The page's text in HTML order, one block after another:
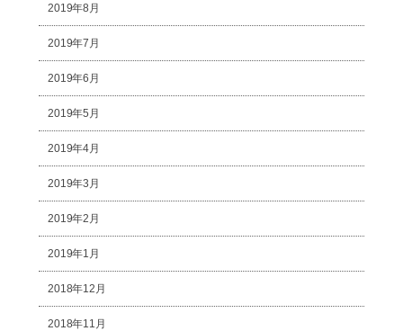
2019年8月
2019年7月
2019年6月
2019年5月
2019年4月
2019年3月
2019年2月
2019年1月
2018年12月
2018年11月